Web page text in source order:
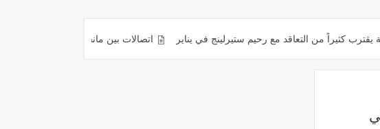
التعاقد مع رحيم ستيرلينج في يناير اتصالات بين مانشستر يونايتد ومينديز لإعادة رونالدو